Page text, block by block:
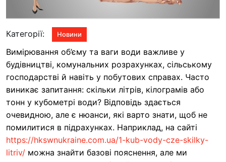
Категорії: Новини
Вимірювання об’єму та ваги води важливе у
будівництві, комунальних розрахунках, сільському
господарстві й навіть у побутових справах. Часто
виникає запитання: скільки літрів, кілограмів або
тонн у кубометрі води? Відповідь здається
очевидною, але є нюанси, які варто знати, щоб не
помилитися в підрахунках. Наприклад, на сайті
https://hkswnukraine.com.ua/1-kub-vody-cze-skilky-
litriv/ можна знайти базові пояснення, але ми